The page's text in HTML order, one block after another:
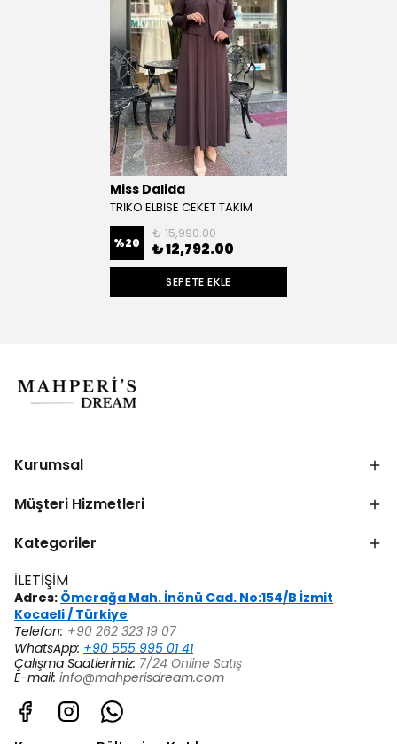
Miss Dalida
TRİKO ELBİSE CEKET TAKIM
%20
₺ 15,990.00
₺ 12,792.00
SEPETE EKLE
Kurumsal
Müşteri Hizmetleri
Kategoriler
İLETİŞİM
Adres: Ömerağa Mah. İnönü Cad. No:154/B İzmit
Kocaeli / Türkiye
Telefon: +90 262 323 19 07
WhatsApp: +90 555 995 01 41
Çalışma Saatlerimiz: 7/24 Online Satış
E-mail: info@mahperisdream.com